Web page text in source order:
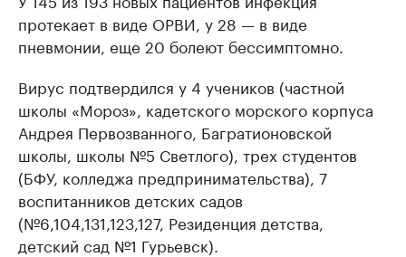
протекает в виде ОРВИ, у 28 — в виде
пневмонии, еще 20 болеют бессимптомно.
Вирус подтвердился у 4 учеников (частной
школы «Мороз», кадетского морского корпуса
Андрея Первозванного, Багратионовской
школы, школы №5 Светлого), трех студентов
(БФУ, колледжа предпринимательства), 7
воспитанников детских садов
(№6,104,131,123,127, Резиденция детства,
детский сад №1 Гурьевск).